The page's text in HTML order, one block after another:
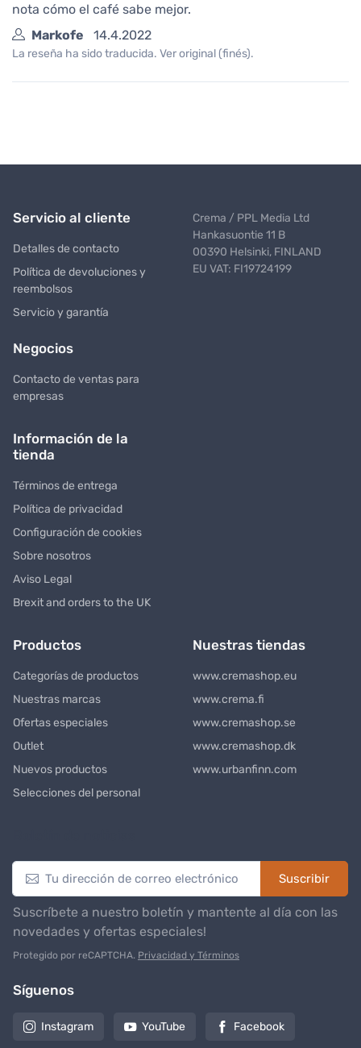
nota cómo el café sabe mejor.
Markofe
14.4.2022
La reseña ha sido traducida. Ver original (finés).
Servicio al cliente
Detalles de contacto
Política de devoluciones y
reembolsos
Servicio y garantía
Negocios
Contacto de ventas para
empresas
Crema / PPL Media Ltd
Hankasuontie 11 B
00390 Helsinki, FINLAND
EU VAT: FI19724199
Información de la
tienda
Términos de entrega
Política de privacidad
Configuración de cookies
Sobre nosotros
Aviso Legal
Brexit and orders to the UK
Productos
Categorías de productos
Nuestras marcas
Ofertas especiales
Outlet
Nuevos productos
Selecciones del personal
Nuestras tiendas
www.cremashop.eu
www.crema.fi
www.cremashop.se
www.cremashop.dk
www.urbanfinn.com
Suscribir
Suscríbete a nuestro boletín y mantente al día con las
novedades y ofertas especiales!
Protegido por reCAPTCHA. Privacidad y Términos
Síguenos
Instagram YouTube Facebook